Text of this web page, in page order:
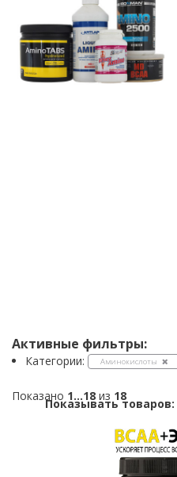
Активные фильтры:
Категории: Аминокислоты
Показано 1...18 из 18
Показывать товаров: